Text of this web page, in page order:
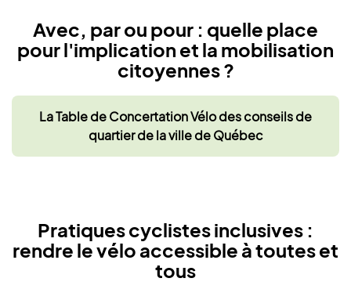
Avec, par ou pour : quelle place
pour l'implication et la mobilisation
citoyennes ?
La Table de Concertation Vélo des conseils de
quartier de la ville de Québec
Pratiques cyclistes inclusives :
rendre le vélo accessible à toutes et
tous